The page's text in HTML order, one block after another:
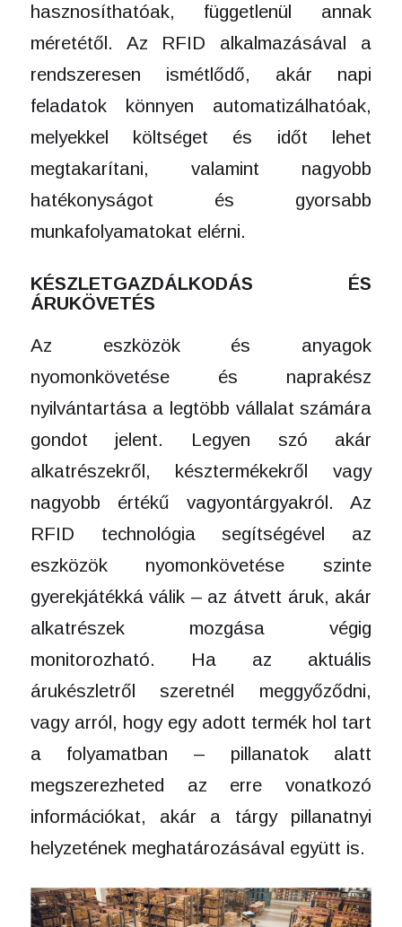
hasznosíthatóak, függetlenül annak
méretétől. Az RFID alkalmazásával a
rendszeresen ismétlődő, akár napi
feladatok könnyen automatizálhatóak,
melyekkel költséget és időt lehet
megtakarítani, valamint nagyobb
hatékonyságot és gyorsabb
munkafolyamatokat elérni.
KÉSZLETGAZDÁLKODÁS ÉS
ÁRUKÖVETÉS
Az eszközök és anyagok
nyomonkövetése és naprakész
nyilvántartása a legtöbb vállalat számára
gondot jelent. Legyen szó akár
alkatrészekről, késztermékekről vagy
nagyobb értékű vagyontárgyakról. Az
RFID technológia segítségével az
eszközök nyomonkövetése szinte
gyerekjátékká válik – az átvett áruk, akár
alkatrészek mozgása végig
monitorozható. Ha az aktuális
árukészletről szeretnél meggyőződni,
vagy arról, hogy egy adott termék hol tart
a folyamatban – pillanatok alatt
megszerezheted az erre vonatkozó
információkat, akár a tárgy pillanatnyi
helyzetének meghatározásával együtt is.